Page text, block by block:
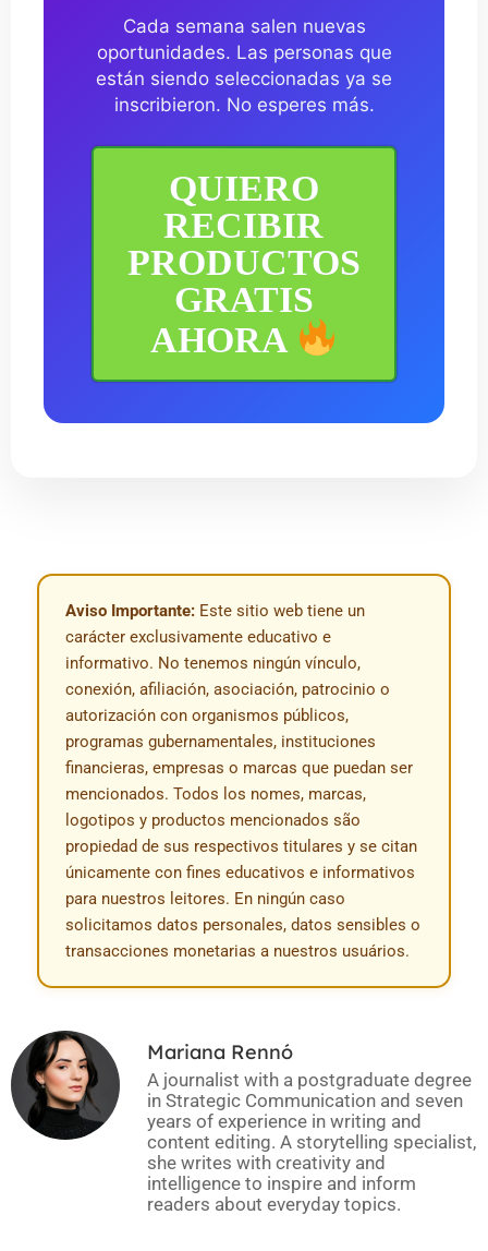
Cada semana salen nuevas
oportunidades. Las personas que
están siendo seleccionadas ya se
inscribieron. No esperes más.
QUIERO
RECIBIR
PRODUCTOS
GRATIS
AHORA
Aviso Importante: Este sitio web tiene un
carácter exclusivamente educativo e
informativo. No tenemos ningún vínculo,
conexión, afiliación, asociación, patrocinio o
autorización con organismos públicos,
programas gubernamentales, instituciones
financieras, empresas o marcas que puedan ser
mencionados. Todos los nomes, marcas,
logotipos y productos mencionados são
propiedad de sus respectivos titulares y se citan
únicamente con fines educativos e informativos
para nuestros leitores. En ningún caso
solicitamos datos personales, datos sensibles o
transacciones monetarias a nuestros usuários.
Mariana Rennó
A journalist with a postgraduate degree
in Strategic Communication and seven
years of experience in writing and
content editing. A storytelling specialist,
she writes with creativity and
intelligence to inspire and inform
readers about everyday topics.